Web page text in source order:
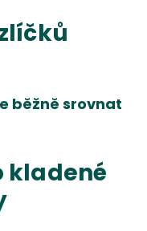
běžně srovnat
kladené